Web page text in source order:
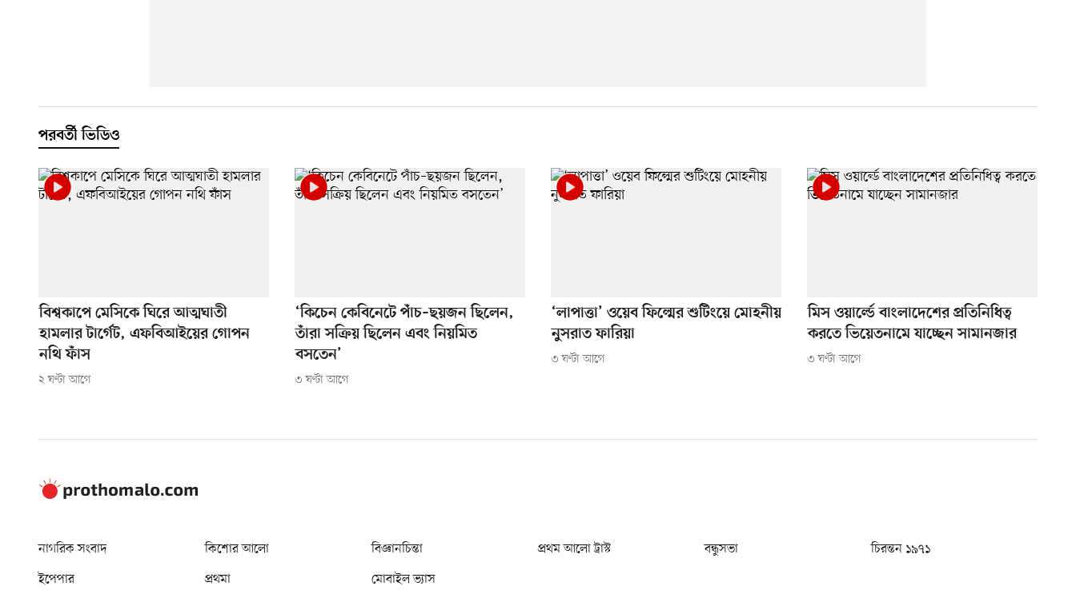
পরবর্তী ভিডিও
বিশ্বকাপে মেসিকে ঘিরে আত্মঘাতী
হামলার টার্গেট, এফবিআইয়ের গোপন
নথি ফাঁস
২ ঘণ্টা আগে
‘কিচেন কেবিনেটে পাঁচ–ছয়জন ছিলেন,
তাঁরা সক্রিয় ছিলেন এবং নিয়মিত
বসতেন’
৩ ঘণ্টা আগে
‘লাপাত্তা’ ওয়েব ফিল্মের শুটিংয়ে মোহনীয়
নুসরাত ফারিয়া
৩ ঘণ্টা আগে
মিস ওয়ার্ল্ডে বাংলাদেশের প্রতিনিধিত্ব
করতে ভিয়েতনামে যাচ্ছেন সামানজার
৩ ঘণ্টা আগে
নাগরিক সংবাদ কিশোর আলো বিজ্ঞানচিন্তা প্রথম আলো ট্রাস্ট বন্ধুসভা
চিরন্তন ১৯৭১
ইপেপার
প্রথমা মোবাইল ভ্যাস